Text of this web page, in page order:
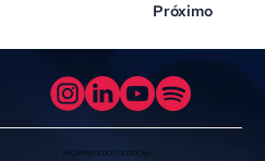
Próximo
FAÇA PARTE DO TUCCITEAM